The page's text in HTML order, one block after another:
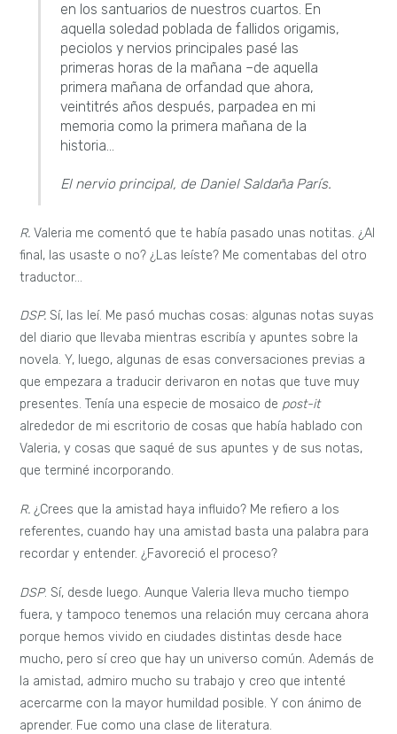
en los santuarios de nuestros cuartos. En
aquella soledad poblada de fallidos origamis,
peciolos y nervios principales pasé las
primeras horas de la mañana –de aquella
primera mañana de orfandad que ahora,
veintitrés años después, parpadea en mi
memoria como la primera mañana de la
historia…
El nervio principal, de Daniel Saldaña París.
R. Valeria me comentó que te había pasado unas notitas. ¿Al
final, las usaste o no? ¿Las leíste? Me comentabas del otro
traductor…
DSP. Sí, las leí. Me pasó muchas cosas: algunas notas suyas
del diario que llevaba mientras escribía y apuntes sobre la
novela. Y, luego, algunas de esas conversaciones previas a
que empezara a traducir derivaron en notas que tuve muy
presentes. Tenía una especie de mosaico de post-it
alrededor de mi escritorio de cosas que había hablado con
Valeria, y cosas que saqué de sus apuntes y de sus notas,
que terminé incorporando.
R. ¿Crees que la amistad haya influido? Me refiero a los
referentes, cuando hay una amistad basta una palabra para
recordar y entender. ¿Favoreció el proceso?
DSP. Sí, desde luego. Aunque Valeria lleva mucho tiempo
fuera, y tampoco tenemos una relación muy cercana ahora
porque hemos vivido en ciudades distintas desde hace
mucho, pero sí creo que hay un universo común. Además de
la amistad, admiro mucho su trabajo y creo que intenté
acercarme con la mayor humildad posible. Y con ánimo de
aprender. Fue como una clase de literatura.